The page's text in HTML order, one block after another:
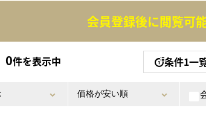
会員登録後に閲覧可
0件を表示中 条件1一